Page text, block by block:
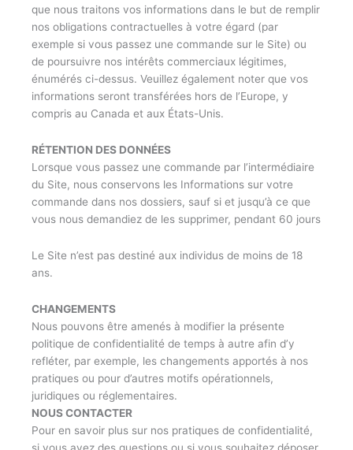
que nous traitons vos informations dans le but de remplir
nos obligations contractuelles à votre égard (par
exemple si vous passez une commande sur le Site) ou
de poursuivre nos intérêts commerciaux légitimes,
énumérés ci-dessus. Veuillez également noter que vos
informations seront transférées hors de l’Europe, y
compris au Canada et aux États-Unis.
RÉTENTION DES DONNÉES
Lorsque vous passez une commande par l’intermédiaire
du Site, nous conservons les Informations sur votre
commande dans nos dossiers, sauf si et jusqu’à ce que
vous nous demandiez de les supprimer, pendant 60 jours
Le Site n’est pas destiné aux individus de moins de 18
ans.
CHANGEMENTS
Nous pouvons être amenés à modifier la présente
politique de confidentialité de temps à autre afin d’y
refléter, par exemple, les changements apportés à nos
pratiques ou pour d’autres motifs opérationnels,
juridiques ou réglementaires.
NOUS CONTACTER
Pour en savoir plus sur nos pratiques de confidentialité,